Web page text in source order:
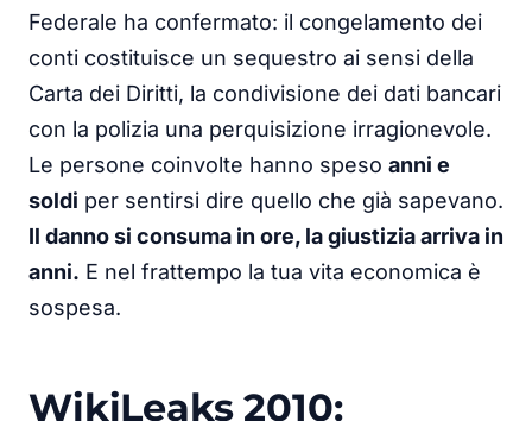
Federale ha confermato: il congelamento dei
conti costituisce un sequestro ai sensi della
Carta dei Diritti, la condivisione dei dati bancari
con la polizia una perquisizione irragionevole.
Le persone coinvolte hanno speso anni e
soldi per sentirsi dire quello che già sapevano.
Il danno si consuma in ore, la giustizia arriva in
anni. E nel frattempo la tua vita economica è
sospesa.
WikiLeaks 2010: